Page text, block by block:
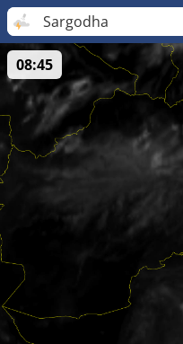
Sargodha
08:45